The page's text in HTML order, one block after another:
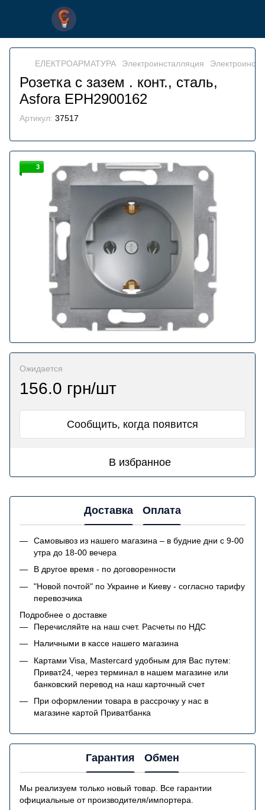
ЕЛЕКТРОАРМАТУРА Электроинсталляция
Розетка с зазем . конт., сталь,
Asfora EPH2900162
Артикул: 37517
3
Ожидается
156.0 грн/шт
Сообщить, когда появится
В избранное
Доставка Оплата
Самовывоз из нашего магазина – в будние дни с 9-00
утра до 18-00 вечера
В другое время - по договоренности
"Новой почтой" по Украине и Киеву - согласно тарифу
перевозчика
Подробнее о доставке
Перечисляйте на наш счет. Расчеты по НДС
Наличными в кассе нашего магазина
Картами Visa, Mastercard удобным для Вас путем:
Приват24, через терминал в нашем магазине или
банковский перевод на наш карточный счет
При оформлении товара в рассрочку у нас в
магазине картой Приватбанка
Гарантия Обмен
Мы реализуем только новый товар. Все гарантии
официальные от производителя/импортера.